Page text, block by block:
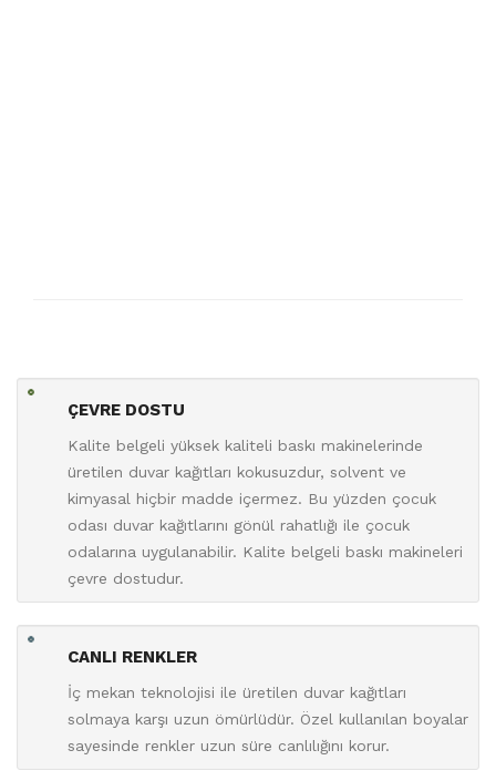
ÇEVRE DOSTU
Kalite belgeli yüksek kaliteli baskı makinelerinde
üretilen duvar kağıtları kokusuzdur, solvent ve
kimyasal hiçbir madde içermez. Bu yüzden çocuk
odası duvar kağıtlarını gönül rahatlığı ile çocuk
odalarına uygulanabilir. Kalite belgeli baskı makineleri
çevre dostudur.
CANLI RENKLER
İç mekan teknolojisi ile üretilen duvar kağıtları
solmaya karşı uzun ömürlüdür. Özel kullanılan boyalar
sayesinde renkler uzun süre canlılığını korur.